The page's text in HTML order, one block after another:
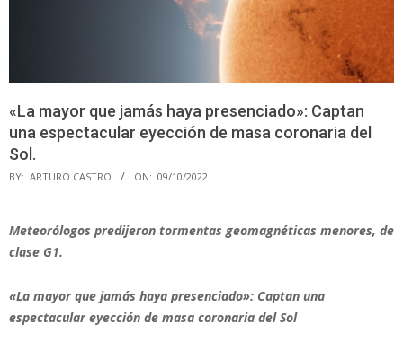
«La mayor que jamás haya presenciado»: Сaptan
una espectacular eyección de masa coronaria del
Sol.
BY: ARTURO CASTRO ON: 09/10/2022
Meteorólogos predijeron tormentas geomagnéticas menores, de
clase G1.
«La mayor que jamás haya presenciado»: Сaptan una
espectacular eyección de masa coronaria del Sol